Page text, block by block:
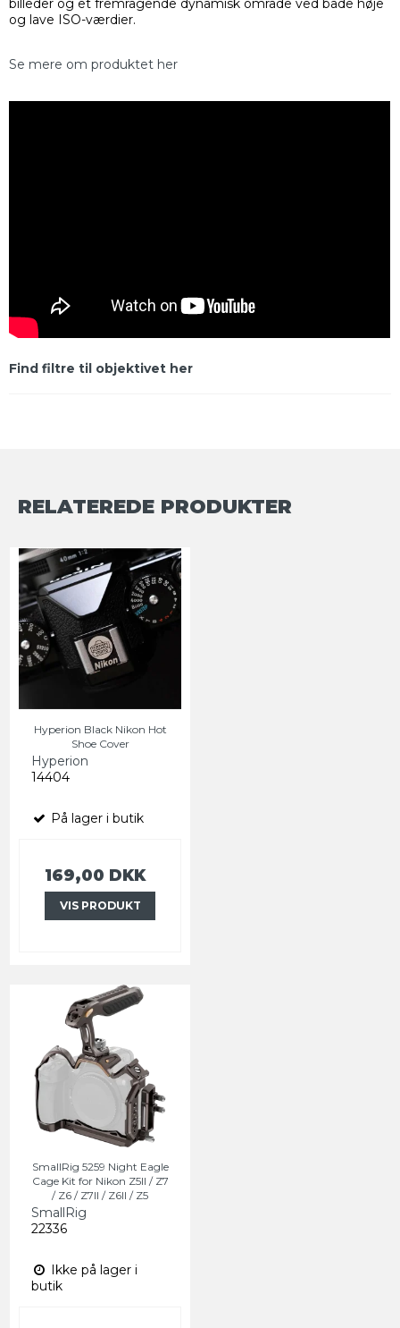
og lave ISO-værdier.
Se mere om produktet her
Find filtre til objektivet her
RELATEREDE PRODUKTER
Hyperion Black Nikon Hot
Shoe Cover
Hyperion
14404
På lager i butik
169,00 DKK
VIS PRODUKT
SmallRig 5259 Night Eagle
Cage Kit for Nikon Z5II / Z7
/ Z6 / Z7II / Z6II / Z5
SmallRig
22336
Ikke på lager i
butik